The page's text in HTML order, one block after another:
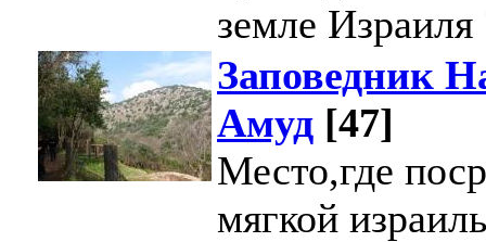
земле Израиля
Заповедник
Амуд [47]
Место,где
мягкой